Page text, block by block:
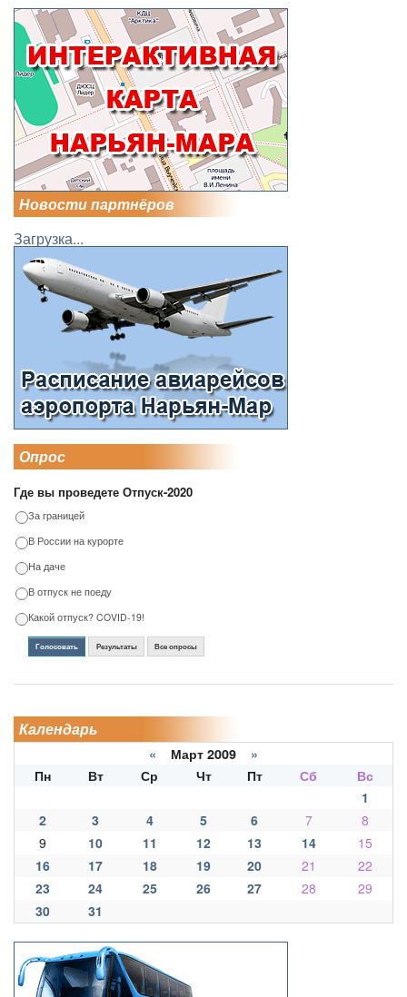
Новости партнёров
Загрузка...
Опрос
Где вы проведете Отпуск-2020
За границей
В России на курорте
На даче
В отпуск не поеду
Какой отпуск? COVID-19!
Голосовать Результаты Все опросы
Календарь
« Март 2009 »
Пн
Вт Ср Чт Пт Сб
Вс
1
2
3 4 5 6 7
8
9
10 11 12 13 14
15
16
17 18 19 20 21
22
23
24 25 26 27 28
29
30
31